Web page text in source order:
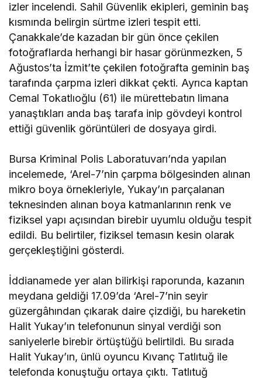
izler incelendi. Sahil Güvenlik ekipleri, geminin baş
kısmında belirgin sürtme izleri tespit etti.
Çanakkale’de kazadan bir gün önce çekilen
fotoğraflarda herhangi bir hasar görünmezken, 5
Ağustos’ta İzmit’te çekilen fotoğrafta geminin baş
tarafında çarpma izleri dikkat çekti. Ayrıca kaptan
Cemal Tokatlıoğlu (61) ile mürettebatın limana
yanaştıkları anda baş tarafa inip gövdeyi kontrol
ettiği güvenlik görüntüleri de dosyaya girdi.
Bursa Kriminal Polis Laboratuvarı’nda yapılan
incelemede, ‘Arel-7’nin çarpma bölgesinden alınan
mikro boya örnekleriyle, Yukay’ın parçalanan
teknesinden alınan boya katmanlarının renk ve
fiziksel yapı açısından birebir uyumlu olduğu tespit
edildi. Bu belirtiler, fiziksel temasın kesin olarak
gerçekleştiğini gösterdi.
İddianamede yer alan bilirkişi raporunda, kazanın
meydana geldiği 17.09’da ‘Arel-7’nin seyir
güzergâhından çıkarak daire çizdiği, bu hareketin
Halit Yukay’ın telefonunun sinyal verdiği son
saniyelerle birebir örtüştüğü belirtildi. Bu sırada
Halit Yukay’ın, ünlü oyuncu Kıvanç Tatlıtuğ ile
telefonda konuştuğu ortaya çıktı. Tatlıtuğ